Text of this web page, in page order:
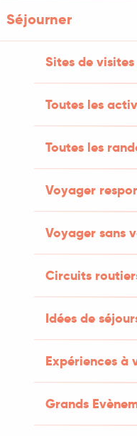
Séjourner
Sites de visites
Toutes les
Toutes les
Voyager
Voyager sans
Circuits
Idées de
Expériences à
Grands
erreur
DE